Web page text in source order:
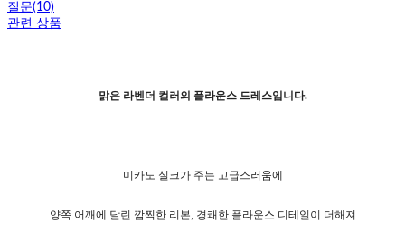
질문(10)
관련 상품
맑은 라벤더 컬러의 플라운스 드레스입니다.
미카도 실크가 주는 고급스러움에
양쪽 어깨에 달린 깜찍한 리본, 경쾌한 플라운스 디테일이 더해져